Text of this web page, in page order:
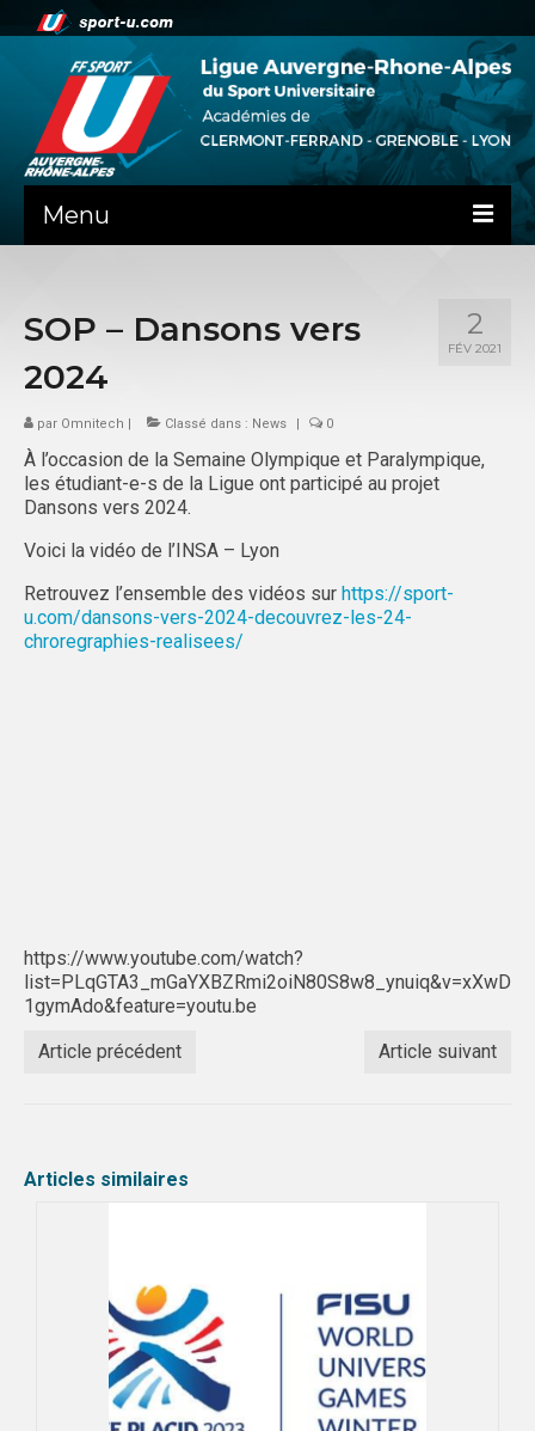
Menu
LA LIGUE
PRÉSENTATION
CLERMONT-FD
ADMINISTRATIF
ADMINISTRATIF
SAINT-ÉTIENNE
LOCATION MINIBUS
LOCATION MATÉRIEL
ACADEMIE GRENOBLE
ACADEMIE LYON
SPORTS INDIVIDUELS
2
FÉV 2021
SOP – Dansons vers
2024
par Omnitech | Classé dans : News | 0
À l’occasion de la Semaine Olympique et Paralympique,
les étudiant-e-s de la Ligue ont participé au projet
Dansons vers 2024.
Voici la vidéo de l’INSA – Lyon
Retrouvez l’ensemble des vidéos sur https://sport-
u.com/dansons-vers-2024-decouvrez-les-24-
chroregraphies-realisees/
https://www.youtube.com/watch?
list=PLqGTA3_mGaYXBZRmi2oiN80S8w8_ynuiq&v=xXwD
1gymAdo&feature=youtu.be
Article précédent
Article suivant
Articles similaires